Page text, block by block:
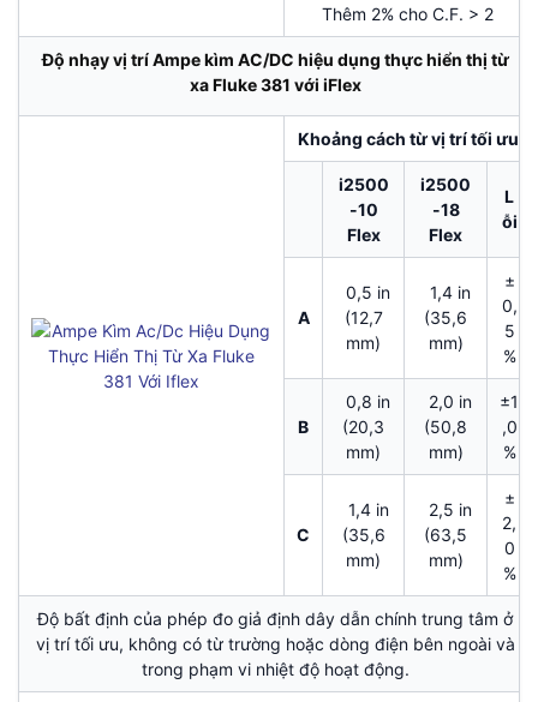
Thêm 2% cho C.F. > 2
Độ nhạy vị trí Ampe kìm AC/DC hiệu dụng thực hiển thị từ
xa Fluke 381 với iFlex
Khoảng cách từ vị trí tối ưu
i2500
-10
Flex
i2500
-18
Flex
L
ỗi
A
0,5 in
(12,7
mm)
1,4 in
(35,6
mm)
±
0,
5
%
B
0,8 in
(20,3
mm)
2,0 in
(50,8
mm)
±1
,0
%
C
1,4 in
(35,6
mm)
2,5 in
(63,5
mm)
±
2,
0
%
Độ bất định của phép đo giả định dây dẫn chính trung tâm ở
vị trí tối ưu, không có từ trường hoặc dòng điện bên ngoài và
trong phạm vi nhiệt độ hoạt động.